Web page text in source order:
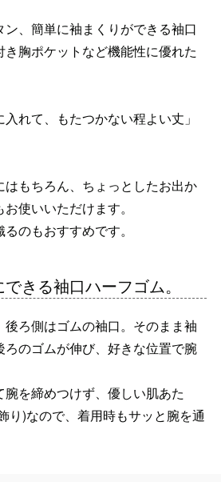
、簡単に袖まくりができる袖口
胸ポケットなど機能性に優れた
れて、もたつかない程よい丈」
もちろん、ちょっとしたお出か
使いいただけます。
のもおすすめです。
きる袖口ハーフゴム。
ろ側はゴムの袖口。そのまま袖
ろのゴムが伸び、好きな位置で腕
を締めつけず、優しい肌あた
り)なので、着用時もサッと腕を通